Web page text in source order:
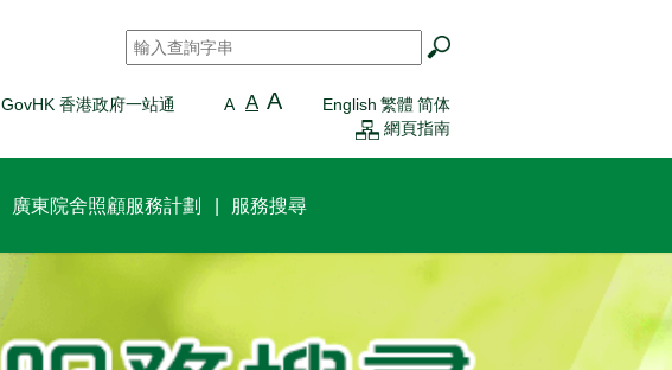
搜尋 *
GovHK 香港政府一站通 A A A English 繁體 简体
網頁指南
廣東院舍照顧服務計劃 服務搜尋